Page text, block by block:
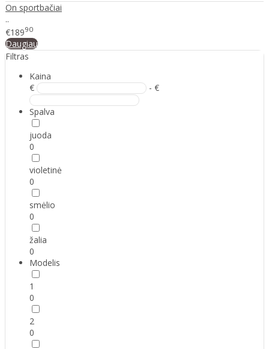
On sportbačiai
..
€18990
Daugiau
Filtras
Kaina
€
- €
Spalva
juoda
0
violetinė
0
smėlio
0
žalia
0
Modelis
1
0
2
0